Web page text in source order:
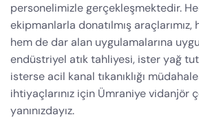
personelimizle gerçekleşmektedir.
ekipmanlarla donatılmış
hem de dar alan uygulamalarına
endüstriyel atık tahliyesi, ister yağ
isterse acil kanal tıkanıklığı
ihtiyaçlarınız için Ümraniye vidanjör
yanınızdayız.